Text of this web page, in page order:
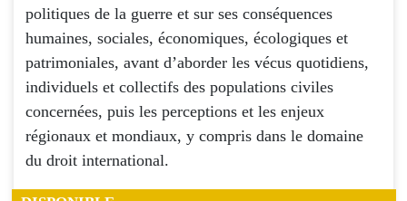
politiques de la guerre et sur ses conséquences
humaines, sociales, économiques, écologiques et
patrimoniales, avant d’aborder les vécus quotidiens,
individuels et collectifs des populations civiles
concernées, puis les perceptions et les enjeux
régionaux et mondiaux, y compris dans le domaine
du droit international.